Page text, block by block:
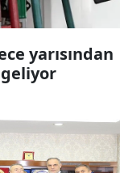
yarısından